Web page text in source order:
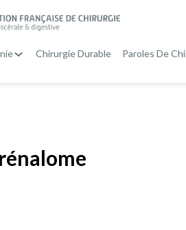
Chirurgie Durable Paroles De